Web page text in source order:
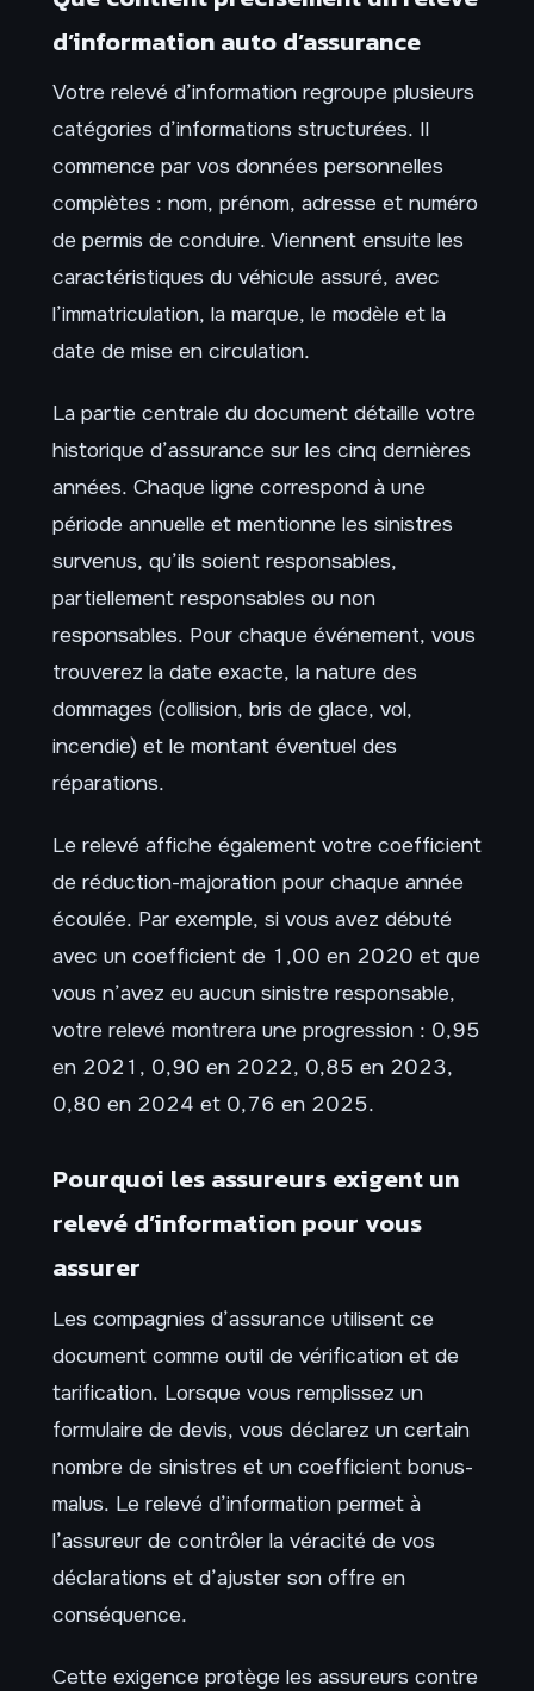
d’information auto d’assurance
Votre relevé d’information regroupe plusieurs
catégories d’informations structurées. Il
commence par vos données personnelles
complètes : nom, prénom, adresse et numéro
de permis de conduire. Viennent ensuite les
caractéristiques du véhicule assuré, avec
l’immatriculation, la marque, le modèle et la
date de mise en circulation.
La partie centrale du document détaille votre
historique d’assurance sur les cinq dernières
années. Chaque ligne correspond à une
période annuelle et mentionne les sinistres
survenus, qu’ils soient responsables,
partiellement responsables ou non
responsables. Pour chaque événement, vous
trouverez la date exacte, la nature des
dommages (collision, bris de glace, vol,
incendie) et le montant éventuel des
réparations.
Le relevé affiche également votre coefficient
de réduction-majoration pour chaque année
écoulée. Par exemple, si vous avez débuté
avec un coefficient de 1,00 en 2020 et que
vous n’avez eu aucun sinistre responsable,
votre relevé montrera une progression : 0,95
en 2021, 0,90 en 2022, 0,85 en 2023,
0,80 en 2024 et 0,76 en 2025.
Pourquoi les assureurs exigent un
relevé d’information pour vous
assurer
Les compagnies d’assurance utilisent ce
document comme outil de vérification et de
tarification. Lorsque vous remplissez un
formulaire de devis, vous déclarez un certain
nombre de sinistres et un coefficient bonus-
malus. Le relevé d’information permet à
l’assureur de contrôler la véracité de vos
déclarations et d’ajuster son offre en
conséquence.
Cette exigence protège les assureurs contre